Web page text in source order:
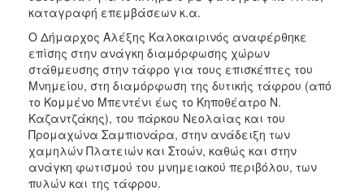
καταγραφή επεμβάσεων κ.α.
Ο Δήμαρχος Αλέξης Καλοκαιρινός αναφέρθηκε
επίσης στην ανάγκη διαμόρφωσης χώρων
στάθμευσης στην τάφρο για τους επισκέπτες του
Μνημείου, στη διαμόρφωση της δυτικής τάφρου (από
το Κομμένο Μπεντένι έως το Κηποθέατρο Ν.
Καζαντζάκης), του πάρκου Νεολαίας και του
Προμαχώνα Σαμπιονάρα, στην ανάδειξη των
χαμηλών Πλατειών και Στοών, καθώς και στην
ανάγκη φωτισμού του μνημειακού περιβόλου, των
πυλών και της τάφρου.